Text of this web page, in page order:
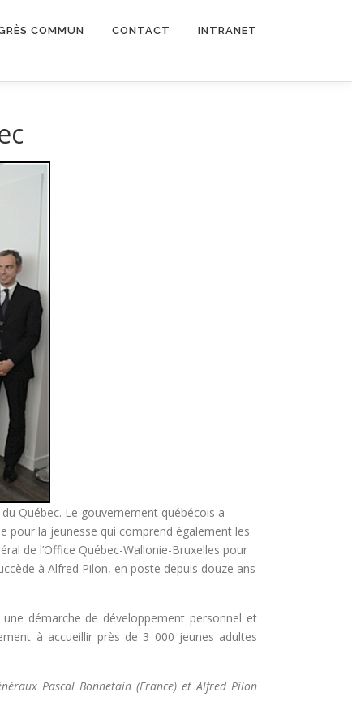
COMMUN CONTACT INTRANET
Québec. Le gouvernement québécois a
pour la jeunesse qui comprend également les
de l’Office Québec-Wallonie-Bruxelles pour
à Alfred Pilon, en poste depuis douze ans
démarche de développement personnel et
à accueillir près de 3 000 jeunes adultes
Pascal Bonnetain (France) et Alfred Pilon